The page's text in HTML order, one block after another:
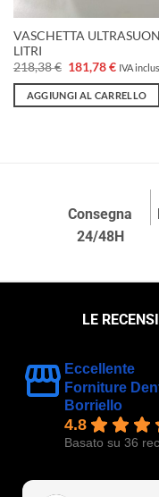
VASCHETTA
LITRI
218,38€ Il
prezzo
originale
era:
181,78€Il
attuale
è:
IVA
AGGIUNGI AL CARRELLO
Consegna
24/48H
LE
Eccellente
Forniture
Borriello
4.8
Basato su 36